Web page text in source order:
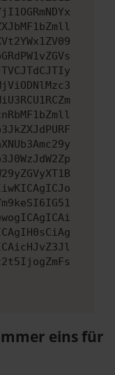
eins für